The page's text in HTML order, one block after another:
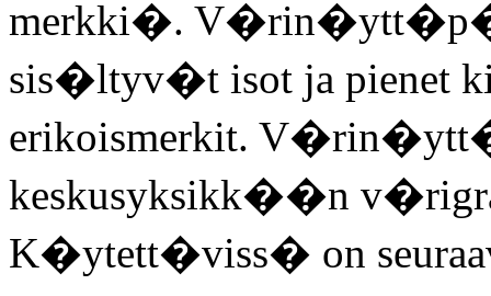
merkki�.
sis�ltyv�t isot ja pienet
erikoismerkit.
keskusyksikk��n
K�ytett�viss� on